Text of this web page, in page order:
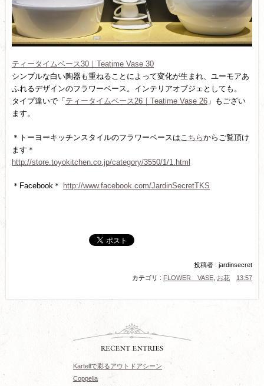
ティータイムベース30｜Teatime Vase 30
シンプルな白い陶器も重ねることによって変化が生まれ、ユーモアあ
ふれるデザインのフラワーベース。インテリアオブジェとしても。
タイプ違いで「 ティータイムベース26｜Teatime Vase 26 」もござい
ます。
＊トーヨーキッチンスタイルのフラワーベースは こちらからご覧頂け
ます＊
http://store.toyokitchen.co.jp/category/3550/1/1.html
＊Facebook＊ http://www.facebook.com/JardinSecretTKS
投稿者 : jardinsecret
カテゴリ : FLOWER VASE お花 13:57
Kartellで彩るアウトドアシーン
Coppelia